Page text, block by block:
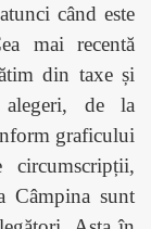
când este
mai recentă
din taxe și
de la
graficului
circumscripții,
Câmpina sunt